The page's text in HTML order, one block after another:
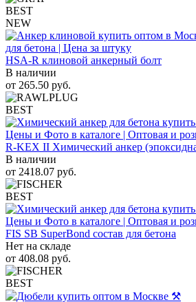
BEST
NEW
HSA-R клиновой анкерный болт
В наличии
от 265.50 руб.
BEST
R-KEX II Химический анкер
В наличии
от 2418.07 руб.
BEST
FIS SB SuperBond состав для бетона
Нет на складе
от 408.08 руб.
BEST